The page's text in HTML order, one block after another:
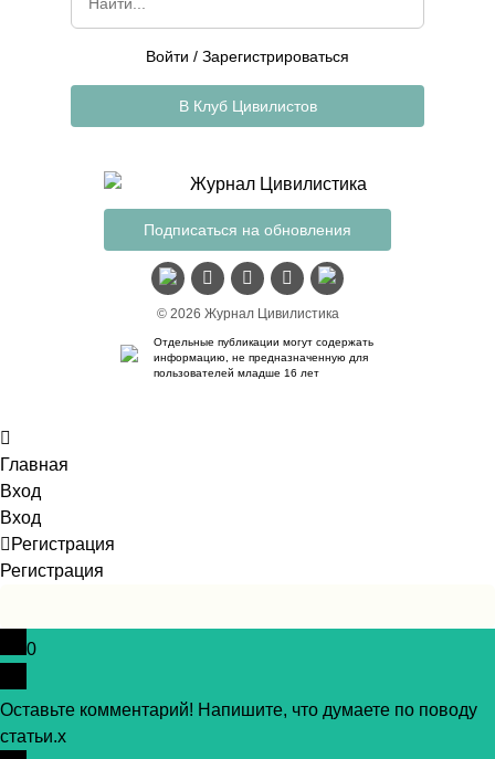
Подписаться на обновления
© 2026 Журнал Цивилистика
Отдельные публикации могут содержать
информацию, не предназначенную для
пользователей младше 16 лет
Войти / Зарегистрироваться
В Клуб Цивилистов
Главная
Вход
Вход
Регистрация
Регистрация
0
Оставьте комментарий! Напишите, что думаете по поводу
статьи.x